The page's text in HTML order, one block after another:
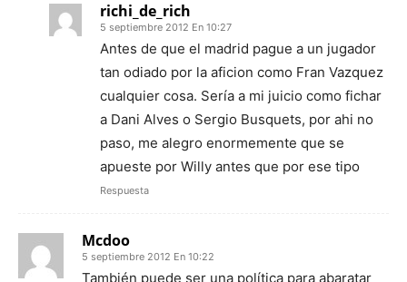
richi_de_rich
5 septiembre 2012 En 10:27
Antes de que el madrid pague a un jugador
tan odiado por la aficion como Fran Vazquez
cualquier cosa. Sería a mi juicio como fichar
a Dani Alves o Sergio Busquets, por ahi no
paso, me alegro enormemente que se
apueste por Willy antes que por ese tipo
Respuesta
Mcdoo
5 septiembre 2012 En 10:22
También puede ser una política para abaratar